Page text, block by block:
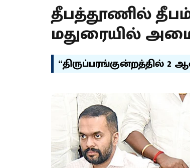
தீபத்தூணில்
மதுரையில்
“திருப்பரங்குன்றத்தில் 2